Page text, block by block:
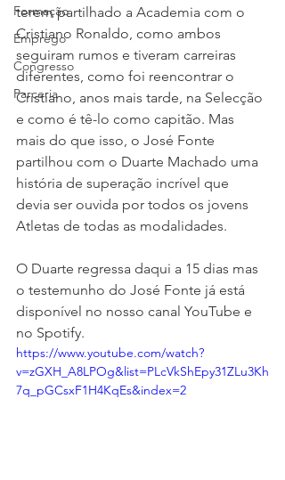
Formação
Emprego
Congresso
Parceria
terem partilhado a Academia com o
Cristiano Ronaldo, como ambos
seguiram rumos e tiveram carreiras
diferentes, como foi reencontrar o
Cristiano, anos mais tarde, na Selecção
e como é tê-lo como capitão. Mas
mais do que isso, o José Fonte
partilhou com o Duarte Machado uma
história de superação incrível que
devia ser ouvida por todos os jovens
Atletas de todas as modalidades.
O Duarte regressa daqui a 15 dias mas
o testemunho do José Fonte já está
disponível no nosso canal YouTube e
no Spotify.
https://www.youtube.com/watch?
v=zGXH_A8LPOg&list=PLcVkShEpy31ZLu3Kh
7q_pGCsxF1H4KqEs&index=2